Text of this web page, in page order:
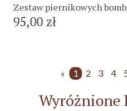
Zestaw piernikowych
95,00 zł
« 1 2 3 4
Wyróżnione